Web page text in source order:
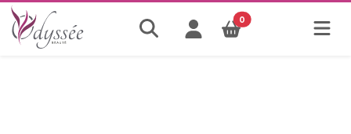
0